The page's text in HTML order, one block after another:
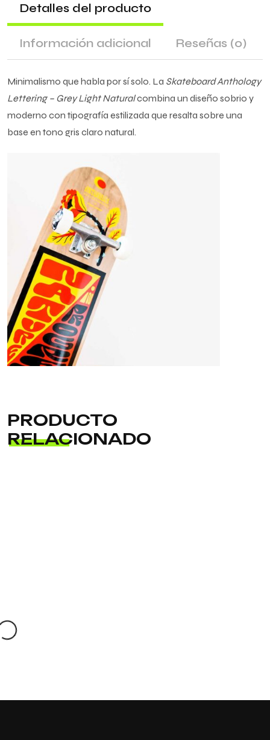
Detalles del producto
Información adicional Reseñas (0)
Minimalismo que habla por sí solo. La Skateboard Anthology
Lettering – Grey Light Naturalcombina un diseño sobrio y
moderno con tipografía estilizada que resalta sobre una
base en tono gris claro natural.
PRODUCTO
RELACIONADO